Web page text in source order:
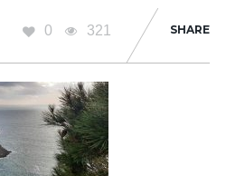
0 321 SHARE